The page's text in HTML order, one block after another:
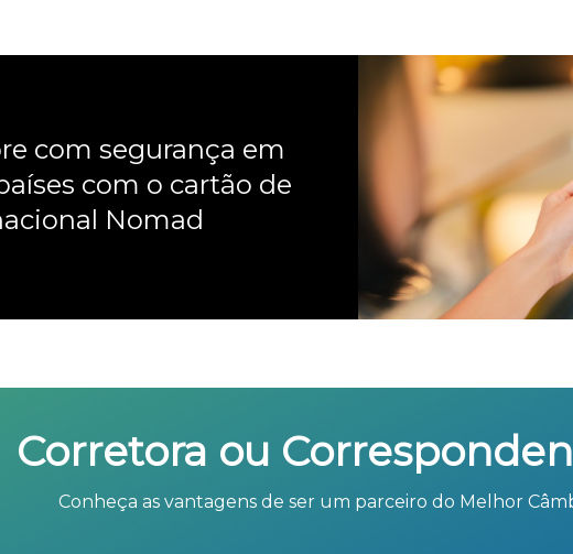
com segurança em
com o cartão de
Nomad
Corretora ou
Conheça as vantagens de ser um parceiro do Melhor